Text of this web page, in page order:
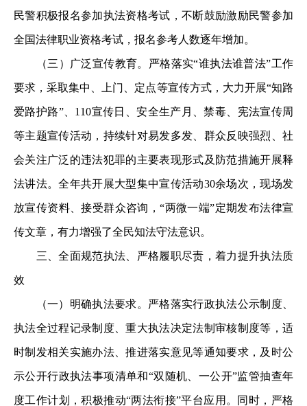
民警积极报名参加执法资格考试，不断鼓励激励民警参加
全国法律职业资格考试，报名参考人数逐年增加。
（三）广泛宣传教育。严格落实“谁执法谁普法”工作
要求，采取集中、上门、定点等宣传方式，大力开展“知路
爱路护路”、110宣传日、安全生产月、禁毒、宪法宣传周
等主题宣传活动，持续针对易发多发、群众反映强烈、社
会关注广泛的违法犯罪的主要表现形式及防范措施开展释
法讲法。全年共开展大型集中宣传活动30余场次，现场发
放宣传资料、接受群众咨询，“两微一端”定期发布法律宣
传文章，有力增强了全民知法守法意识。
三、全面规范执法、严格履职尽责，着力提升执法质
效
（一）明确执法要求。严格落实行政执法公示制度、
执法全过程记录制度、重大执法决定法制审核制度等，适
时制发相关实施办法、推进落实意见等通知要求，及时公
示公开行政执法事项清单和“双随机、一公开”监管抽查年
度工作计划，积极推动“两法衔接”平台应用。同时，严格